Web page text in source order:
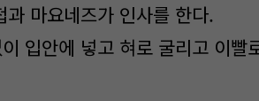
마요네즈가 인사를 한다.
입안에 넣고 혀로 굴리고 이빨